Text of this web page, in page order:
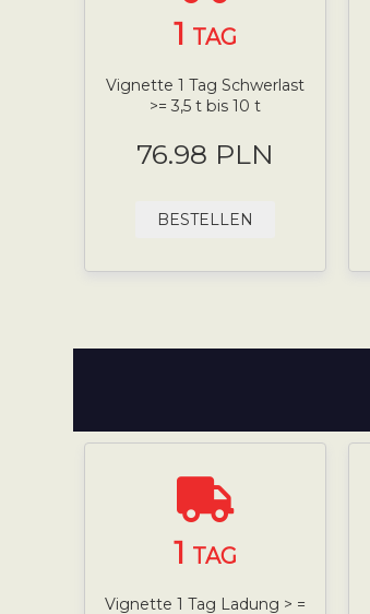
1 TAG
Vignette 1 Tag Schwerlast
>= 3,5 t bis 10 t
76.98 PLN
BESTELLEN
1 TAG
Vignette 1 Tag Ladung > =